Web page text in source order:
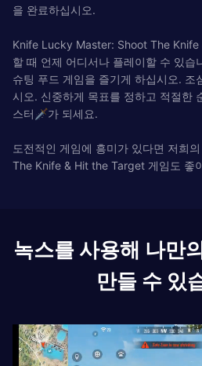
을 완료하십시오.
Knife Lucky Master: Shoot The
할 때 언제 어디서나 플레이할 수 있습
슈팅 푸드 게임을 즐기게 하십시오. 조
시오. 신중하게 목표를 정하고 적절한
스터🗡️가 되세요.
도전적인 게임에 흥미가 있다면 저희
The Knife & Hit the Target 게임도 좋
녹스를 사용해 나만
만들 수 있